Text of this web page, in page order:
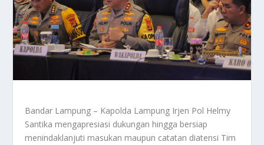
Bandar Lampung – Kapolda Lampung Irjen Pol Helmy
Santika mengapresiasi dukungan hingga bersiap
menindaklanjuti masukan maupun catatan diatensi Tim